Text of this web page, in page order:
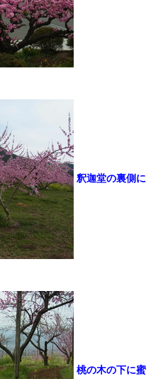
釈迦堂の裏側に
桃の木の下に蜜